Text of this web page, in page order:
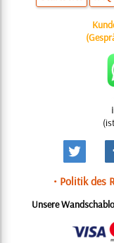
• Politik des
Unsere